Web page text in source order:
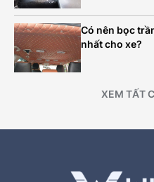
Có nên bọc
nhất cho xe?
XEM TẤT